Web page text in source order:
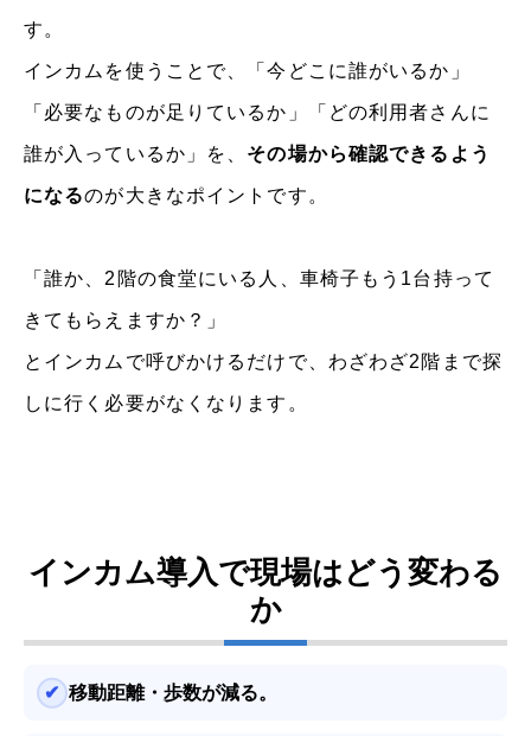
す。
インカムを使うことで、「今どこに誰がいるか」
「必要なものが足りているか」「どの利用者さんに
誰が入っているか」を、 その場から確認できるよう
になるのが大きなポイントです。
「誰か、2階の食堂にいる人、車椅子もう1台持って
きてもらえますか？」
とインカムで呼びかけるだけで、わざわざ2階まで探
しに行く必要がなくなります。
インカム導入で現場はどう変わる
か
移動距離・歩数が減る。